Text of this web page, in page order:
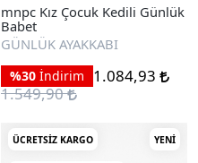
mnpc Kız Çocuk Kedili Günlük
Babet
GÜNLÜK AYAKKABI
%30 İndirim
1.084,93
1.549,90
ÜCRETSIZ KARGO YENI